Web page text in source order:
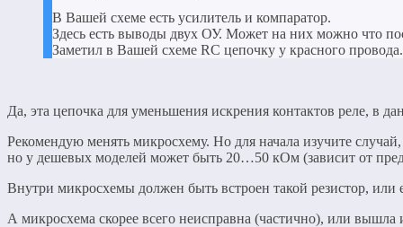
В Вашей схеме есть усилитель и компаратор.
Здесь есть выводы двух ОУ. Может на них можно что
Заметил в Вашей схеме RC цепочку у красного провода.
Да, эта цепочка для уменьшения искрения контактов реле, в
Рекомендую менять микросхему. Но для начала изучите
но у дешевых моделей может быть 20…50 кОм (зависит от
Внутри микросхемы должен быть встроен такой резистор,
А микросхема скорее всего неисправна (частично), или вышла